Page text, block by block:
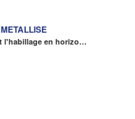
l'habillage en horizo…